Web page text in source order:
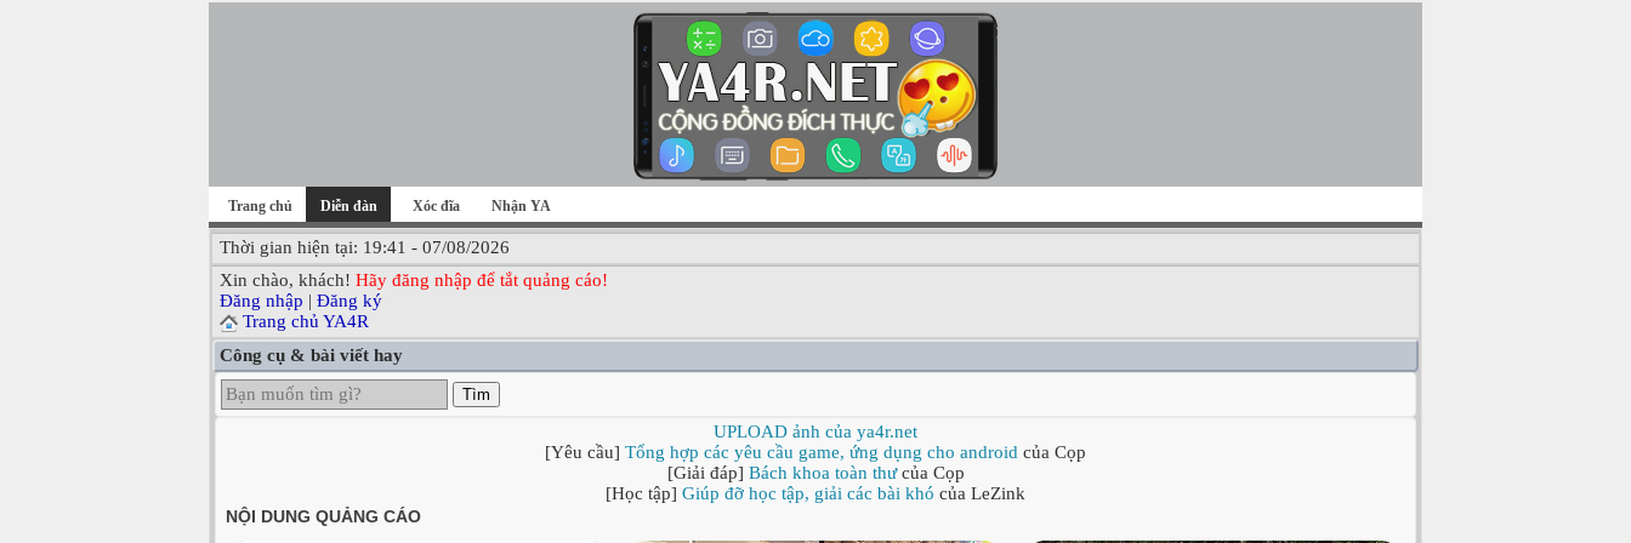
Trang chủ Diễn đàn Xóc đĩa Nhận YA
Thời gian hiện tại: 19:41 - 07/08/2026
Xin chào, khách! Hãy đăng nhập để tắt quảng cáo!
Đăng nhập | Đăng ký
Trang chủ YA4R
Công cụ & bài viết hay
Tìm
UPLOAD ảnh của ya4r.net
[Yêu cầu] Tổng hợp các yêu cầu game, ứng dụng cho android của Cọp
[Giải đáp] Bách khoa toàn thưcủa Cọp
[Học tập] Giúp đỡ học tập, giải các bài khó của LeZink